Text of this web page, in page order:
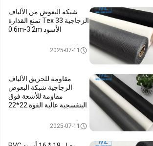
شبكة البعوض من الألياف
الزجاجية 33 Tex تمنع القذارة
الأسود 0.6m-3.2m
الألياف الزجاجية شبكة البعوض
2025-07-11
مقاومة للحريق الألياف
الزجاجية شبكة البعوض
مقاومة للأشعة فوق
البنفسجية عالية القوة 22*22
الألياف الزجاجية شبكة البعوض
2025-07-11